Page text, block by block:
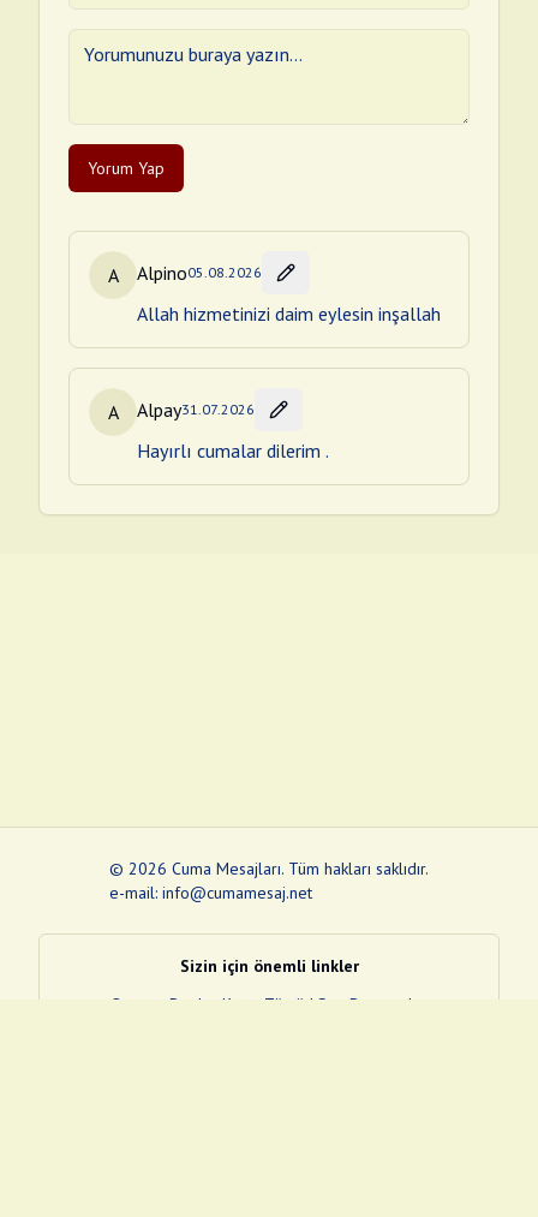
Yorum Yap
A Alpino05.08.2026
Allah hizmetinizi daim eylesin inşallah
A Alpay31.07.2026
Hayırlı cumalar dilerim .
© 2026 Cuma Mesajları. Tüm hakları saklıdır.
e-mail: info@cumamesaj.net
Sizin için önemli linkler
Quran
e-Devlet Kapısı Tüvtürk Son Depremler